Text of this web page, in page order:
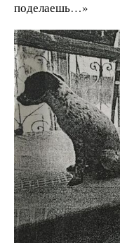
поделаешь…»